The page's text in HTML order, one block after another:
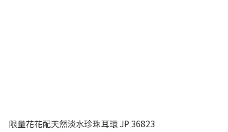
限量花花配天然淡水珍珠耳環 JP 36823